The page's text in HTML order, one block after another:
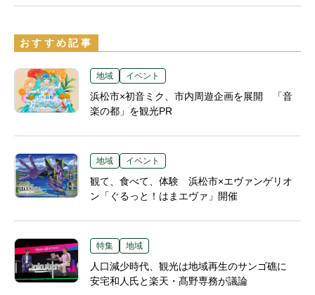
おすすめ記事
地域 イベント
浜松市×初音ミク、市内周遊企画を展開 「音
楽の都」を観光PR
地域 イベント
観て、食べて、体験 浜松市×エヴァンゲリオ
ン「ぐるっと！はまエヴァ」開催
特集 地域
人口減少時代、観光は地域再生のサンゴ礁に
安宅和人氏と楽天・髙野専務が議論